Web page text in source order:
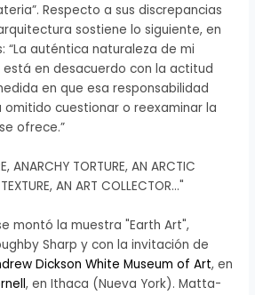
Respecto a sus discrepancias
sostiene lo siguiente, en
“La auténtica naturaleza de mi
en desacuerdo con la actitud
en que esa responsabilidad
cuestionar o reexaminar la
ofrece.”
ANARCHY TORTURE, AN ARCTIC
AN ART COLLECTOR…"
montó la muestra "Earth Art",
Sharp y con la invitación de
Dickson White Museum of Art, en
, en Ithaca (Nueva York). Matta-